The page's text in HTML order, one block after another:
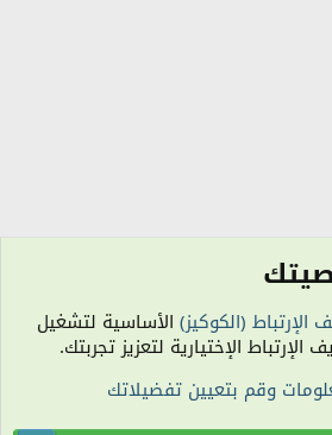
الإرتباط (الكوكيز) الأساسية لتشغيل
الإختيارية لتعزيز تجربتك.
وقم بتعيين تفضيلاتك